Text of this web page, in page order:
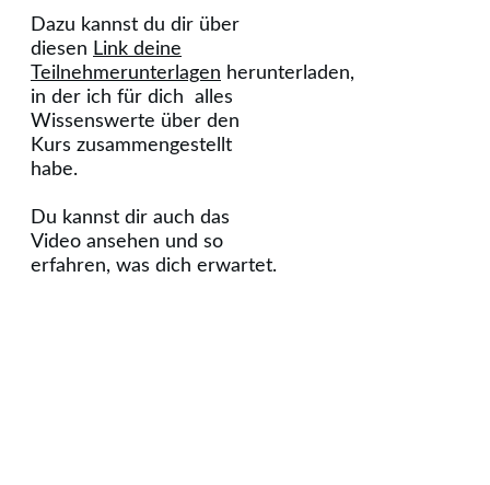
Dazu kannst du dir über
diesen Link deine
Teilnehmerunterlagen herunterladen,
in der ich für dich alles
Wissenswerte über den
Kurs zusammengestellt
habe.
Du kannst dir auch das
Video ansehen und so
erfahren, was dich erwartet.